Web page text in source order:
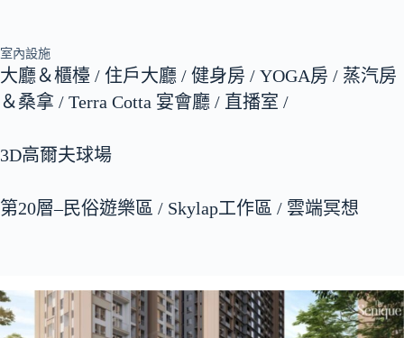
室內設施
大廳＆櫃檯 / 住戶大廳 / 健身房 / YOGA房 / 蒸汽房
＆桑拿 / Terra Cotta 宴會廳 / 直播室 /
3D高爾夫球場
第20層–民俗遊樂區 / Skylap工作區 / 雲端冥想